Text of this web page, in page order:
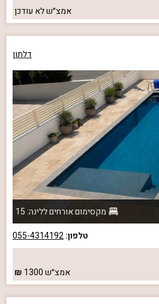
אמצ״שלא עודכן
דלתון
מקסימום אורחים ללינה: 15
טלפון:055-4314192
אמצ״ש1300